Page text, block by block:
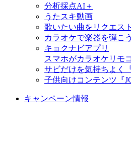
分析採点AI＋
うたスキ動画
歌いたい曲をリクエスト
カラオケで楽器を弾こう
キョクナビアプリ
スマホがカラオケリモ
サビだけを気持ちよく
子供向けコンテンツ『
キャンペーン情報